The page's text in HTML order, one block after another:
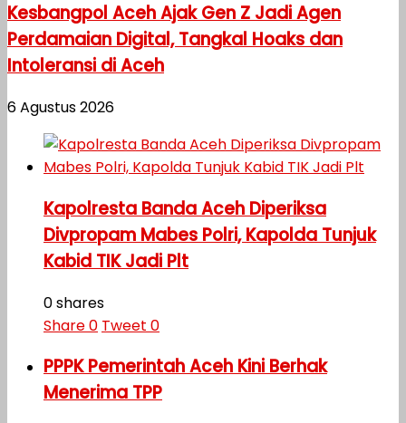
Kesbangpol Aceh Ajak Gen Z Jadi Agen
Perdamaian Digital, Tangkal Hoaks dan
Intoleransi di Aceh
6 Agustus 2026
Kapolresta Banda Aceh Diperiksa
Divpropam Mabes Polri, Kapolda Tunjuk
Kabid TIK Jadi Plt
0 shares
Share0 Tweet 0
PPPK Pemerintah Aceh Kini Berhak
Menerima TPP